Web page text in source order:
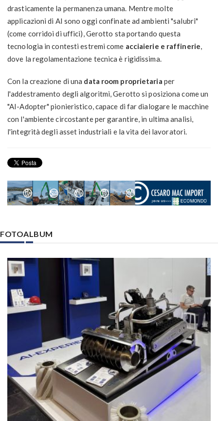
drasticamente la permanenza umana. Mentre molte
applicazioni di AI sono oggi confinate ad ambienti "salubri"
(come corridoi di uffici), Gerotto sta portando questa
tecnologia in contesti estremi come acciaierie e raffinerie,
dove la regolamentazione tecnica è rigidissima.
Con la creazione di una data room proprietaria per
l'addestramento degli algoritmi, Gerotto si posiziona come un
"AI-Adopter" pionieristico, capace di far dialogare le macchine
con l'ambiente circostante per garantire, in ultima analisi,
l'integrità degli asset industriali e la vita dei lavoratori.
FOTOALBUM